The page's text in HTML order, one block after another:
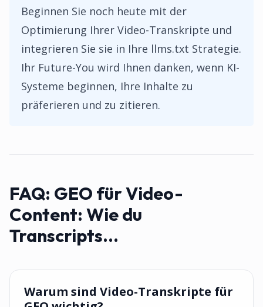
Beginnen Sie noch heute mit der
Optimierung Ihrer Video-Transkripte und
integrieren Sie sie in Ihre llms.txt Strategie.
Ihr Future-You wird Ihnen danken, wenn KI-
Systeme beginnen, Ihre Inhalte zu
präferieren und zu zitieren.
FAQ: GEO für Video-
Content: Wie du
Transcripts...
Warum sind Video-Transkripte für